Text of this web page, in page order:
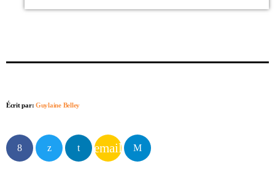
Écrit par:Guylaine Belley
email